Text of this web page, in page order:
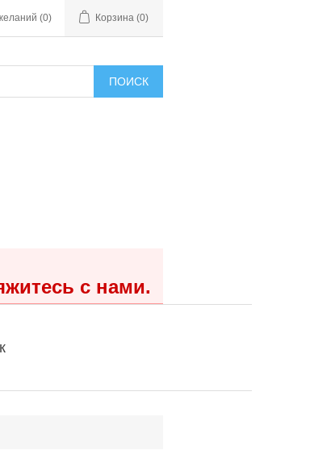
(0) Корзина (0)
ПОИСК
с нами.